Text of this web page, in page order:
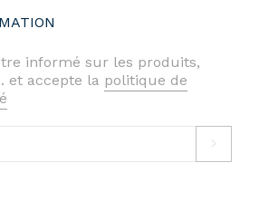
informé sur les produits,
et accepte la politique de